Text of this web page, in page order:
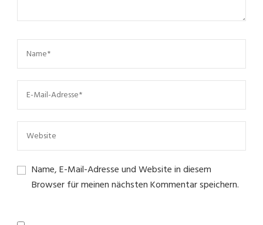
Name, E-Mail-Adresse und Website in diesem
Browser für meinen nächsten Kommentar speichern.